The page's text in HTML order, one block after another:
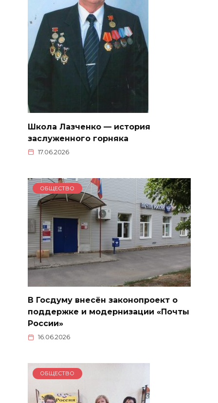
Школа Лазченко — история
заслуженного горняка
17.06.2026
ОБЩЕСТВО
В Госдуму внесён законопроект о
поддержке и модернизации «Почты
России»
16.06.2026
ОБЩЕСТВО